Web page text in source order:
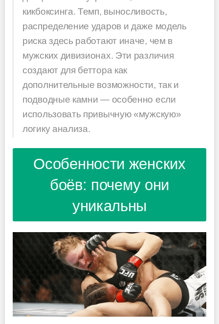
кикбоксинга. Темп, выносливость,
распределение ударов и даже модель
риска здесь работают иначе, чем в
мужских дивизионах. Эти различия
создают для беттора как
дополнительные возможности, так и
подводные камни — особенно если
использовать привычную «мужскую»
логику анализа.
Особенности женских
боёв: почему они
уникальны